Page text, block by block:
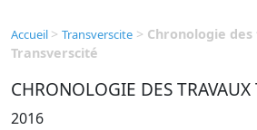
Accueil > Transverscite > Chronologie
Transverscité
CHRONOLOGIE DES TRAVAUX
2016